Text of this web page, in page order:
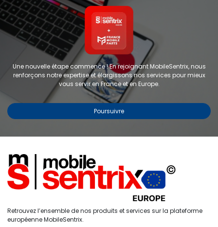
Prix - Croissant
Accueil Recherche
0
Compte
Une nouvelle étape commence ! En rejoignant MobileSentrix, nous
renforçons notre expertise et élargissons nos services pour mieux
vous servir en France et en Europe.
Poursuivre
Retrouvez l’ensemble de nos produits et services sur la plateforme
européenne MobileSentrix.
Copyright © 2024 FMP-France. Tous droits réservés